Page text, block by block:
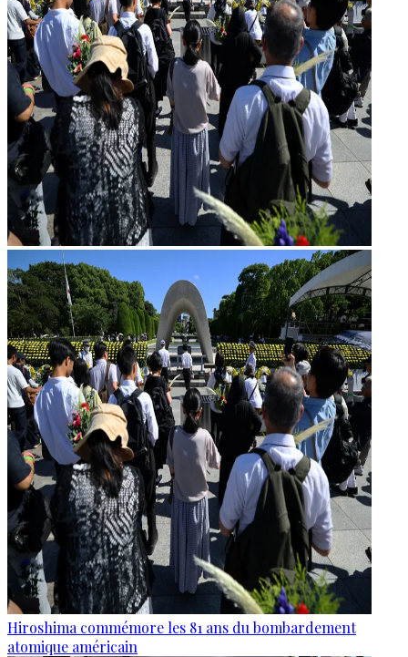
Hiroshima commémore les 81 ans du bombardement
atomique américain